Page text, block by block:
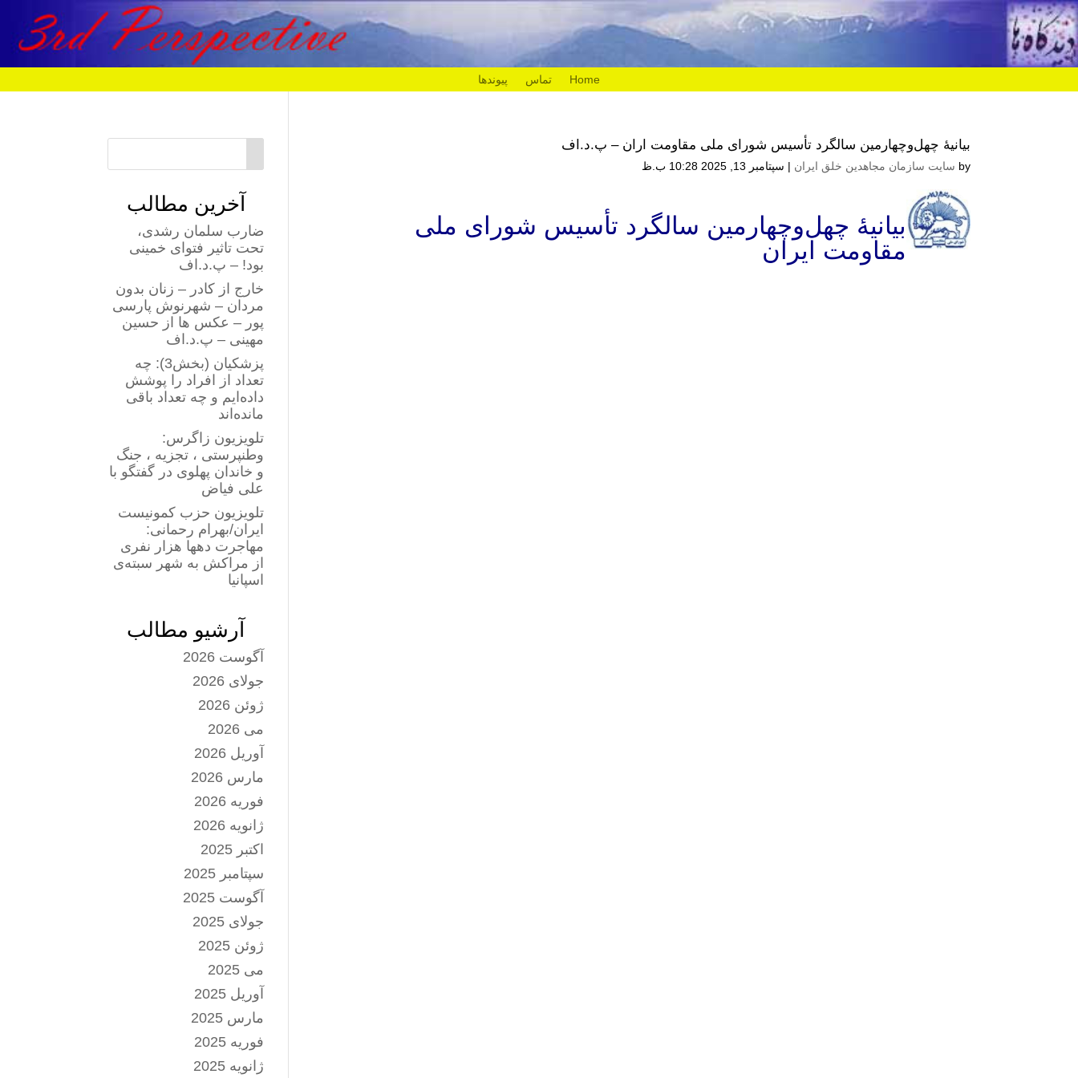
Home تماس پیوندها
بیانیهٔ چهل‌و‌چهارمین سالگرد تأسیس شورای ملی مقاومت اران – پ.د.اف
by سایت سازمان مجاهدین خلق ایران | سپتامبر 13, 2025 10:28 ب.ظ
بیانیهٔ چهل‌و‌چهارمین سالگرد تأسیس شورای ملی
مقاومت ایران
آخرین مطالب
ضارب سلمان رشدی،
تحت تاثیر فتوای خمینی
بود! – پ.د.اف
خارج از کادر – زنان بدون
مردان – شهرنوش پارسی
پور – عکس ها از حسین
مهینی – پ.د.اف
پزشکیان (بخش3): چه
تعداد از افراد را پوشش
داده‌ایم و چه تعداد باقی
مانده‌اند
تلویزیون زاگرس:
وطنپرستی ، تجزیه ، جنگ
و خاندان پهلوی در گفتگو با
علی فیاض
تلویزیون حزب کمونیست
ایران/بهرام رحمانی:
مهاجرت دهها هزار نفری
از مراکش به شهر سبته‌ی
اسپانیا
آرشیو مطالب
آگوست 2026
جولای 2026
ژوئن 2026
می 2026
آوریل 2026
مارس 2026
فوریه 2026
ژانویه 2026
اکتبر 2025
سپتامبر 2025
آگوست 2025
جولای 2025
ژوئن 2025
می 2025
آوریل 2025
مارس 2025
فوریه 2025
ژانویه 2025